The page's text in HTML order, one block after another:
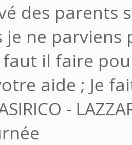
des parents
je ne parviens
il faire
aide ; Je
-